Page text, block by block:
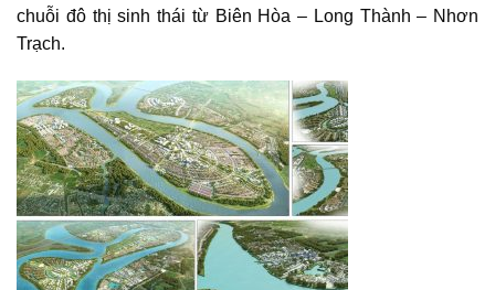
chuỗi đô thị sinh thái từ Biên Hòa – Long Thành – Nhơn
Trạch.